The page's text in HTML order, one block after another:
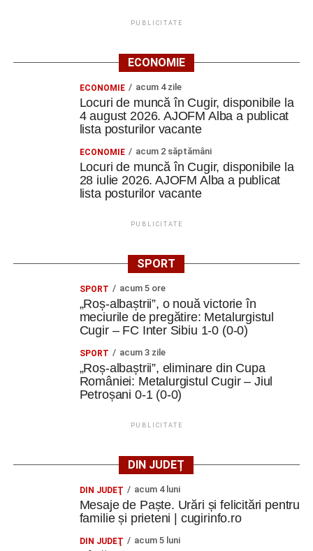
PUBLICITATE
ECONOMIE
ECONOMIE acum 4 zile
Locuri de muncă în Cugir, disponibile la
4 august 2026. AJOFM Alba a publicat
lista posturilor vacante
ECONOMIE acum 2 săptămâni
Locuri de muncă în Cugir, disponibile la
28 iulie 2026. AJOFM Alba a publicat
lista posturilor vacante
PUBLICITATE
SPORT
SPORT acum 5 ore
„Roș-albaștrii”, o nouă victorie în
meciurile de pregătire: Metalurgistul
Cugir – FC Inter Sibiu 1-0 (0-0)
SPORT acum 3 zile
„Roș-albaștrii”, eliminare din Cupa
României: Metalurgistul Cugir – Jiul
Petroșani 0-1 (0-0)
PUBLICITATE
DIN JUDEȚ
DIN JUDEŢ acum 4 luni
Mesaje de Paște. Urări și felicitări pentru
familie și prieteni | cugirinfo.ro
DIN JUDEŢ acum 5 luni